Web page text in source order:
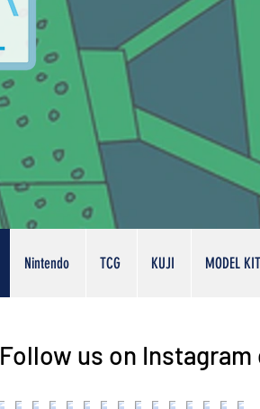
Nintendo TCG KUJI MODEL KIT
Follow us on